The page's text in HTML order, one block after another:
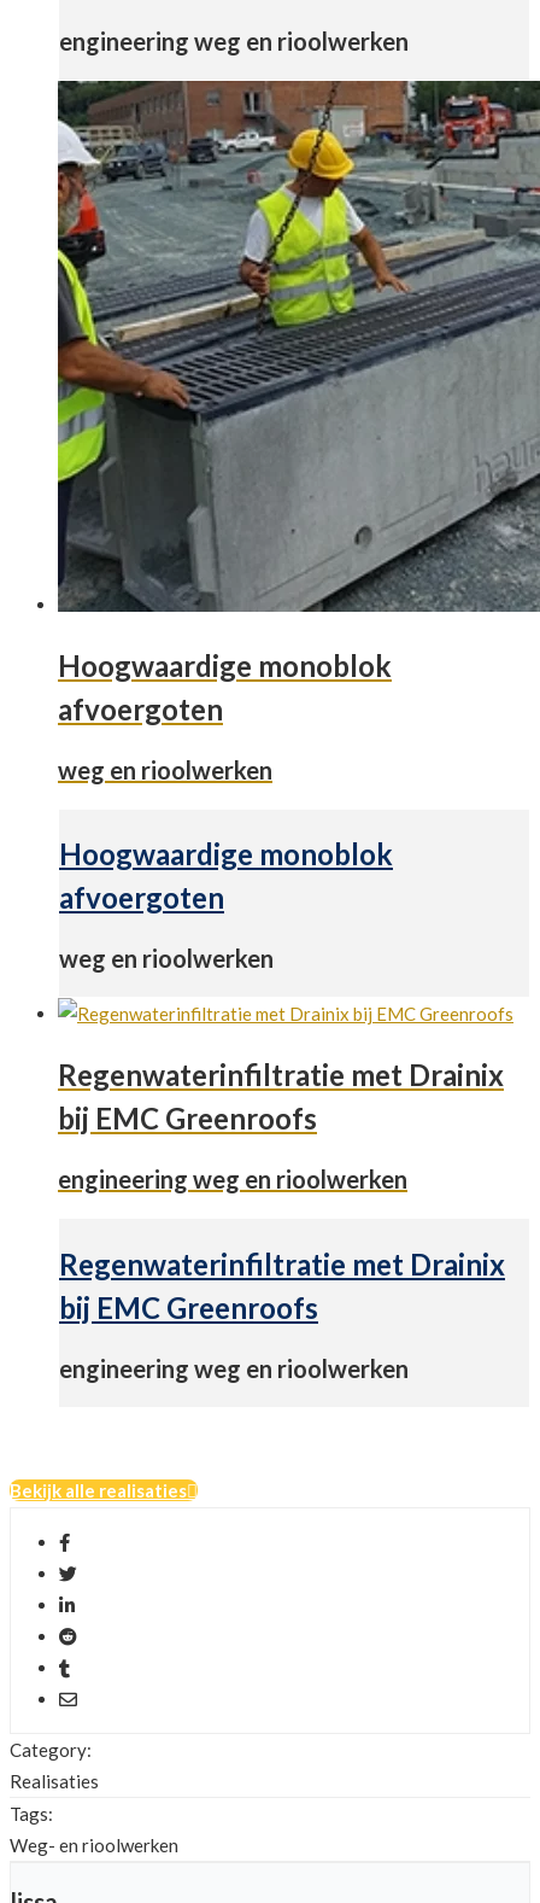
engineering weg en rioolwerken
Hoogwaardige monoblok
afvoergoten
weg en rioolwerken
Hoogwaardige monoblok
afvoergoten
weg en rioolwerken
Regenwaterinfiltratie met Drainix
bij EMC Greenroofs
engineering weg en rioolwerken
Regenwaterinfiltratie met Drainix
bij EMC Greenroofs
engineering weg en rioolwerken
Bekijk alle realisaties
Category:
Realisaties
Tags:
Weg- en rioolwerken